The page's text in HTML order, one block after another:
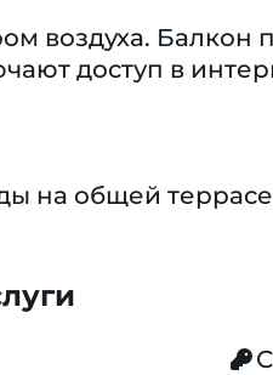
воздуха. Балкон
доступ в
на общей